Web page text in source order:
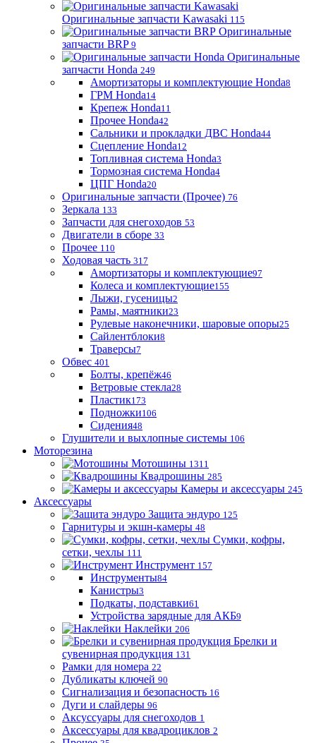
Оригинальные запчасти Kawasaki 115
Оригинальные
запчасти BRP 9
Оригинальные
запчасти Honda 249
Амортизаторы и комплектующие Honda8
ГРМ Honda14
Крепеж Honda11
Прочее Honda42
Сальники и прокладки ДВС Honda44
Сцепление Honda12
Топливная система Honda3
Тормозная система Honda4
ЦПГ Honda20
Оригинальные запчасти (Прочее) 76
Зеркала 133
Запчасти для снегоходов 53
Двигатели в сборе 33
Прочее 110
Ходовая часть 317
Амортизаторы и комплектующие97
Колеса и комплектующие155
Лыжи, гусеницы2
Рамы, маятники23
Рулевые наконечники, шаровые опоры25
Сайлентблоки8
Траверсы7
Обвес 401
Болты, крепёж46
Ветровые стекла28
Пластик173
Подножки106
Сидения48
Глушители и выхлопные системы 106
Моторезина
Мотошины 1311
Квадрошины 285
Камеры и аксессуары 245
Аксессуары
Защита эндуро 125
Гарнитуры и экшн-камеры 48
Сумки, кофры,
сетки, чехлы 111
Инструмент 157
Инструменты84
Канистры3
Подкаты, подставки61
Устройства зарядные для АКБ9
Наклейки 206
Брелки и
сувенирная продукция 131
Рамки для номера 22
Дубликаты ключей 90
Сигнализация и безопасность 16
Дуги и слайдеры 96
Аксуссуары для снегоходов 1
Аксессуары для квадроциклов 2